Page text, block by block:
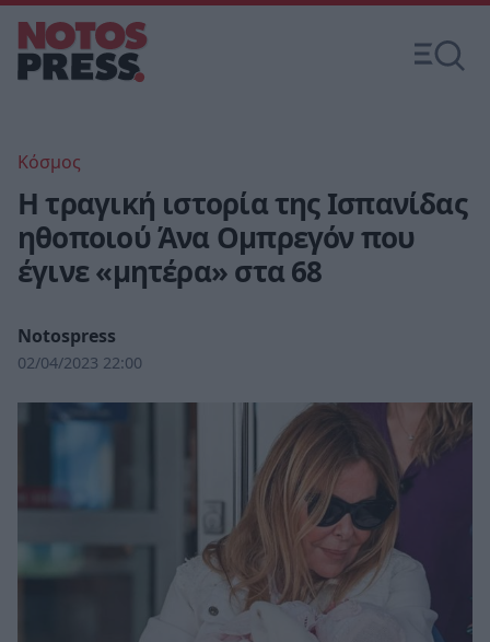
Κόσμος
Η τραγική ιστορία της Ισπανίδας
ηθοποιού Άνα Ομπρεγόν που
έγινε «μητέρα» στα 68
Notospress
02/04/2023 22:00